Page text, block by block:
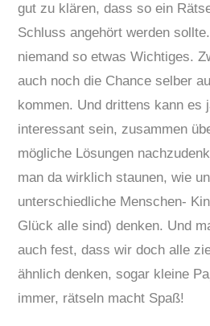
gut zu klären, dass so ein
Schluss angehört werden
niemand so etwas Wichtiges.
auch noch die Chance selber
kommen. Und drittens kann es
interessant sein, zusammen
mögliche Lösungen
man da wirklich staunen, wie
unterschiedliche Menschen-
Glück alle sind) denken. Und
auch fest, dass wir doch alle
ähnlich denken, sogar kleine
immer, rätseln macht Spaß!